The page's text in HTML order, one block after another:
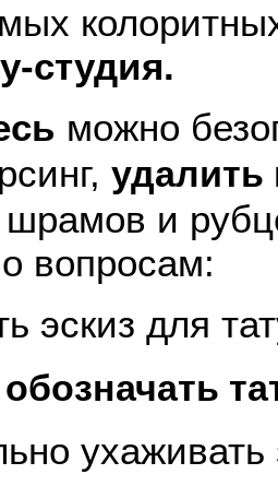
студия.
можно
и
вопросам:
эскиз для
обозначать